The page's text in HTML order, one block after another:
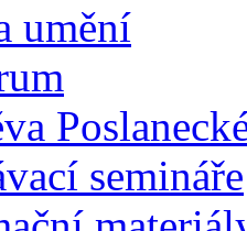
umění
semináře